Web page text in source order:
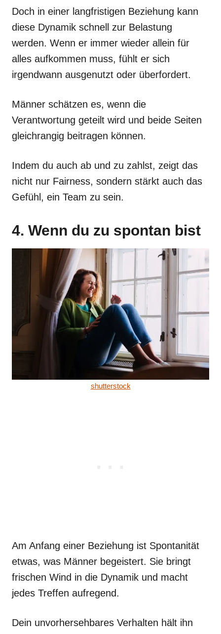
Doch in einer langfristigen Beziehung kann
diese Dynamik schnell zur Belastung
werden. Wenn er immer wieder allein für
alles aufkommen muss, fühlt er sich
irgendwann ausgenutzt oder überfordert.
Männer schätzen es, wenn die
Verantwortung geteilt wird und beide Seiten
gleichrangig beitragen können.
Indem du auch ab und zu zahlst, zeigt das
nicht nur Fairness, sondern stärkt auch das
Gefühl, ein Team zu sein.
4. Wenn du zu spontan bist
shutterstock
Am Anfang einer Beziehung ist Spontanität
etwas, was Männer begeistert. Sie bringt
frischen Wind in die Dynamik und macht
jedes Treffen aufregend.
Dein unvorhersehbares Verhalten hält ihn